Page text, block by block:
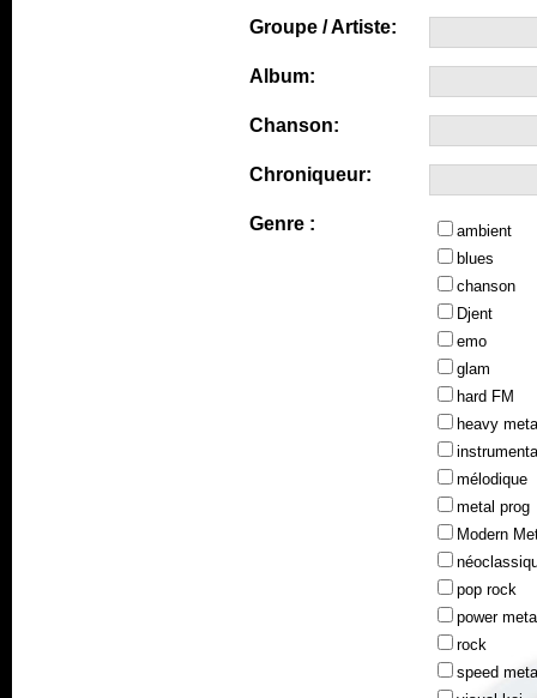
Groupe / Artiste:
Album:
Chanson:
Chroniqueur:
Genre :
ambient
blues
chanson
Djent
emo
glam
hard FM
heavy
mélodique
metal prog
Modern
pop rock
power
rock
speed